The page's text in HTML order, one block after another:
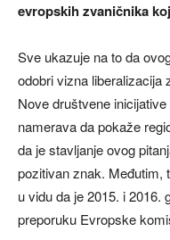
evropskih zvaničnika
Sve ukazuje na to da
odobri vizna
Nove društvene
namerava da pokaže
da je stavljanje ovog
pozitivan znak. Međutim,
u vidu da je 2015. i 2016.
preporuku Evropske